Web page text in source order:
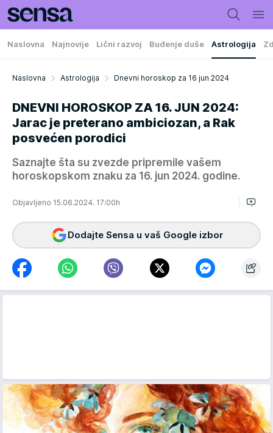
Naslovna Najnovije Lični razvoj Buđenje duše Astrologija
Naslovna Astrologija Dnevni horoskop za 16 jun 2024
DNEVNI HOROSKOP ZA 16. JUN 2024:
Jarac je preterano ambiciozan, a Rak
posvećen porodici
Saznajte šta su zvezde pripremile vašem
horoskopskom znaku za 16. jun 2024. godine.
Objavljeno 15.06.2024. 17:00h
Dodajte Sensa u vaš Google izbor